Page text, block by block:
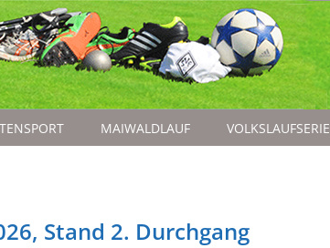
MAIWALDLAUF VOLKSLAUFSERIE
Stand 2. Durchgang